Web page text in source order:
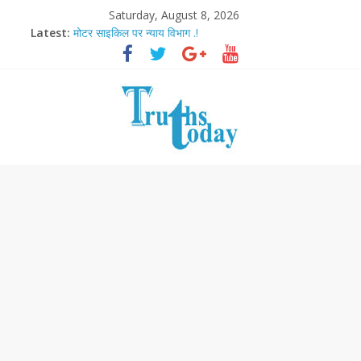
Saturday, August 8, 2026
Latest: मोटर साइकिल पर न्याय विभाग .!
Ram Mandir Pran Pratishthan-अयोध्या में विराजे रामलला
मासूम लेकिन खतरनाक है आरपीजी अटैक का नाबालिग आरोपी..!
अब फिल्मों के लिए धार्मिक बोर्ड..!
आज बिखर जाएगा इमरान खान का विकेट